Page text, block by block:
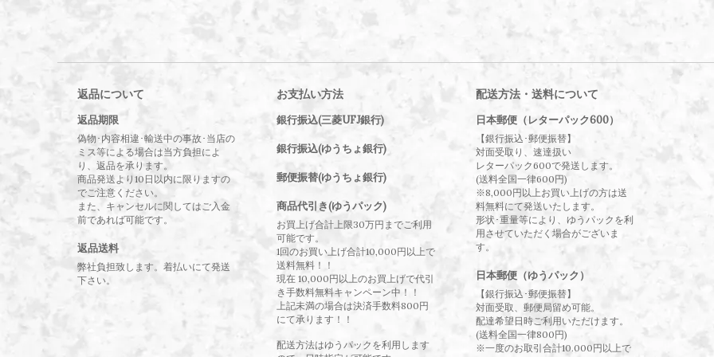
返品について
返品期限
偽物･内容相違･輸送中の事故･当店の
ミス等による場合は当方負担によ
り、返品を承ります。
商品発送より10日以内に限りますの
でご注意ください。
また、キャンセルに関してはご入金
前であれば可能です。
返品送料
弊社負担致します。着払いにて発送
下さい。
お支払い方法
銀行振込(三菱UFJ銀行)
銀行振込(ゆうちょ銀行)
郵便振替(ゆうちょ銀行)
商品代引き(ゆうパック)
お買上げ合計上限30万円までご利用
可能です。
1回のお買い上げ合計10,000円以上で
送料無料！！
現在 10,000円以上のお買上げで代引
き手数料無料キャンペーン中！！
上記未満の場合は決済手数料800円
にて承ります！！
配送方法はゆうパックを利用します
配送方法・送料について
日本郵便（レターパック600）
【銀行振込･郵便振替】
対面受取り、速達扱い
レターパック600で発送します。
(送料全国一律600円)
※8,000円以上お買い上げの方は送
料無料にて発送いたします。
形状･重量等により、ゆうパックを利
用させていただく場合がございま
す。
日本郵便（ゆうパック）
【銀行振込･郵便振替】
対面受取、郵便局留め可能。
配達希望日時ご利用いただけます。
(送料全国一律800円)
※一度のお取引合計10.000円以上で